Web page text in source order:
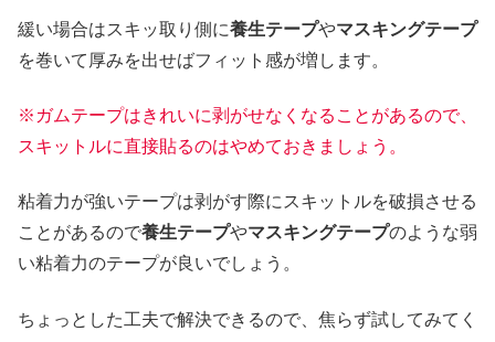
緩い場合はスキッ取り側に養生テープやマスキングテープ
を巻いて厚みを出せばフィット感が増します。
※ガムテープはきれいに剥がせなくなることがあるので、
スキットルに直接貼るのはやめておきましょう。
粘着力が強いテープは剥がす際にスキットルを破損させる
ことがあるので養生テープやマスキングテープのような弱
い粘着力のテープが良いでしょう。
ちょっとした工夫で解決できるので、焦らず試してみてく